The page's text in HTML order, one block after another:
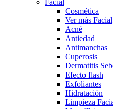
Facial
Cosmética
Ver más Facial
Acné
Antiedad
Antimanchas
Cuperosis
Dermatitis
Efecto flash
Exfoliantes
Hidratación
Limpieza